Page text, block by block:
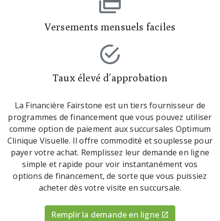
Versements mensuels faciles
Taux élevé d’approbation
La Financière Fairstone est un tiers fournisseur de
programmes de financement que vous pouvez utiliser
comme option de paiement aux succursales Optimum
Clinique Visuelle. Il offre commodité et souplesse pour
payer votre achat. Remplissez leur demande en ligne
simple et rapide pour voir instantanément vos
options de financement, de sorte que vous puissiez
acheter dès votre visite en succursale.
Remplir la demande en ligne